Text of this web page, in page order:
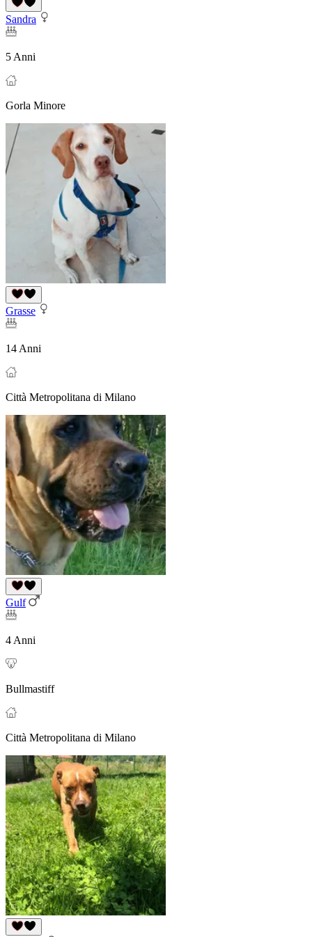
Sandra
5 Anni
Gorla Minore
Grasse
14 Anni
Città Metropolitana di Milano
Gulf
4 Anni
Bullmastiff
Città Metropolitana di Milano